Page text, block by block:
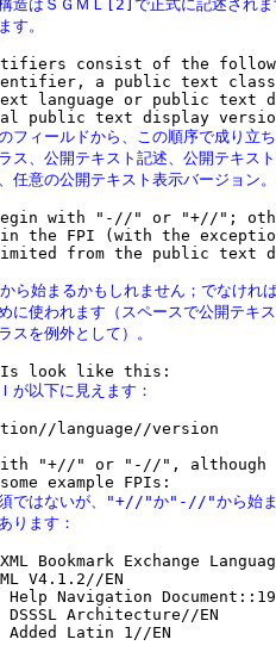
造はＳＧＭＬ[2]で正式に記述され
す。
consist of the
a public text
language or public text
フィールドから、この順序で成り立
ス、公開テキスト記述、公開テキス
意の公開テキスト表示バージョン。
with "-//" or "+//";
the FPI (with the
from the public text
始まるかもしれません；でなけれ
に使われます（スペースで公開テキ
を例外として）。
が以下に見えます：
language//version
"+//" or "-//", although
ではないが、"+//"か"-//"から始
ります：
Bookmark Exchange
V4.1.2//EN
Help Navigation
DSSSL Architecture//EN
Added Latin 1//EN